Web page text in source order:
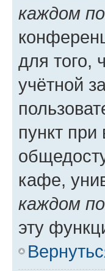
каждом
для того,
учётной
пункт
кафе,
каждом
эту